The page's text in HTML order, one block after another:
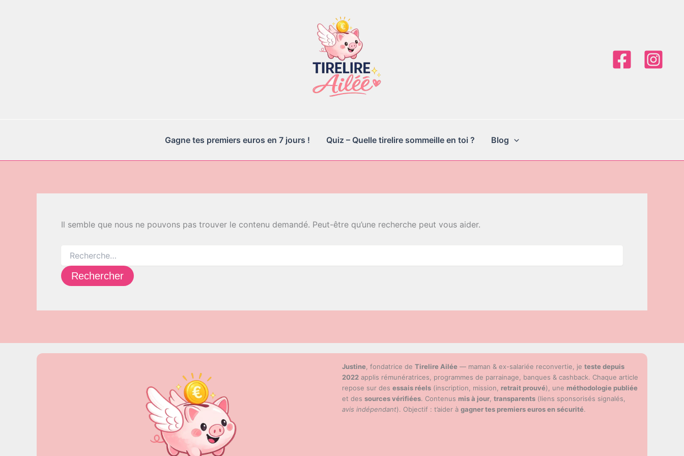
Gagne tes premiers euros en 7 jours ! Quiz – Quelle tirelire sommeille en toi ? Blog
Il semble que nous ne pouvons pas trouver le contenu demandé. Peut-être qu’une recherche peut vous aider.
Justine , fondatrice de Tirelire Ailée — maman & ex-salariée reconvertie, je teste depuis
2022 applis rémunératrices, programmes de parrainage, banques & cashback. Chaque article
repose sur des essais réels (inscription, mission, retrait prouvé), une méthodologie publiée
et des sources vérifiées. Contenus mis à jour transparents (liens sponsorisés signalés,
avis indépendant). Objectif : t’aider à gagner tes premiers euros en sécurité.